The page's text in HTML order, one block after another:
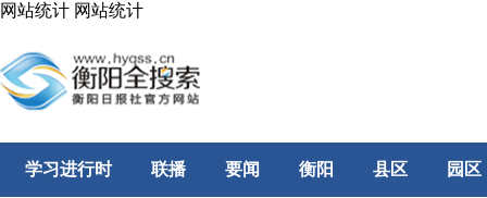
网站统计 网站统计
学习进行时 联播 要闻 衡阳 县区 园区